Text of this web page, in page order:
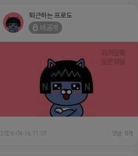
퇴근하는 프로도
비공개
2026-04-16 11:07 댓글: 0개